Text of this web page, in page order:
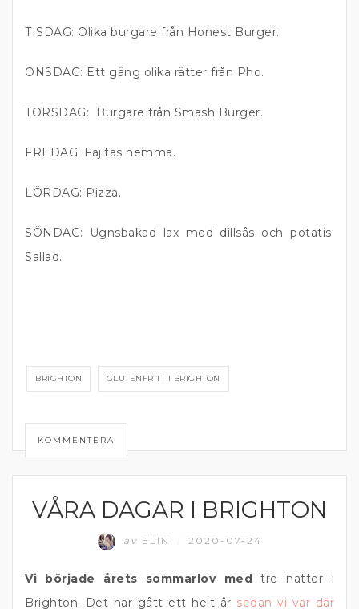
TISDAG: Olika burgare från Honest Burger.
ONSDAG: Ett gäng olika rätter från Pho.
TORSDAG: Burgare från Smash Burger.
FREDAG: Fajitas hemma.
LÖRDAG: Pizza.
SÖNDAG: Ugnsbakad lax med dillsås och potatis.
Sallad.
BRIGHTON GLUTENFRITT I BRIGHTON
KOMMENTERA
EAST SUSSEX
VÅRA DAGAR I BRIGHTON
av ELIN 2020-07-24
Vi började årets sommarlov med tre nätter i
Brighton. Det har gått ett helt år sedan vi var där